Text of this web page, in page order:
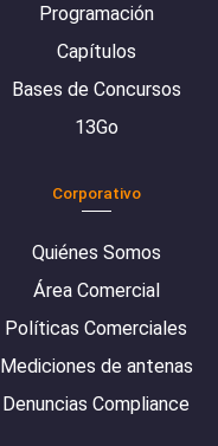
Programación
Capítulos
Bases de Concursos
13Go
Corporativo
Quiénes Somos
Área Comercial
Políticas Comerciales
Mediciones de antenas
Denuncias Compliance